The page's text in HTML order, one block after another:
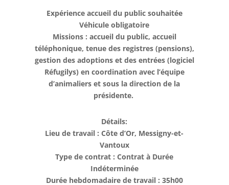
Expérience accueil du public souhaitée
Véhicule obligatoire
Missions : accueil du public, accueil
téléphonique, tenue des registres (pensions),
gestion des adoptions et des entrées (logiciel
Réfugilys) en coordination avec l’équipe
d’animaliers et sous la direction de la
présidente.
Détails:
Lieu de travail : Côte d’Or, Messigny-et-
Vantoux
Type de contrat : Contrat à Durée
Indéterminée
Durée hebdomadaire de travail : 35h00